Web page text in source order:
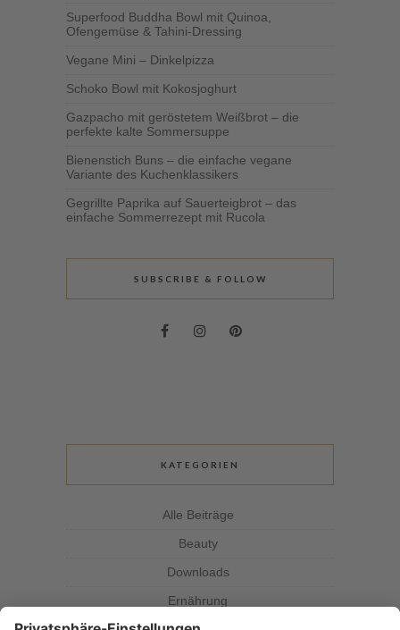
Superfood Buddha Bowl mit Quinoa,
Ofengemüse & Tahini-Dressing
Vegane Mini – Dinkelpizza
Schoko Bowl mit Kokosjoghurt
Gazpacho mit geröstetem Weißbrot – die
perfekte kalte Sommersuppe
Bienenstich Buns – die einfache vegane
Variante des Kuchenklassikers
Gegrillte Paprika auf Sauerteigbrot – das
einfache Sommerrezept mit Rucola
SUBSCRIBE & FOLLOW
KATEGORIEN
Alle Beiträge
Beauty
Downloads
Ernährung